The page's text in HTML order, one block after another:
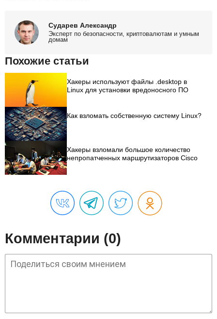
Сударев Александр
Эксперт по безопасности, криптовалютам и умным
домам
Похожие статьи
Хакеры используют файлы .desktop в
Linux для установки вредоносного ПО
Как взломать собственную систему Linux?
Хакеры взломали большое количество
непропатченных маршрутизаторов Cisco
Комментарии (0)